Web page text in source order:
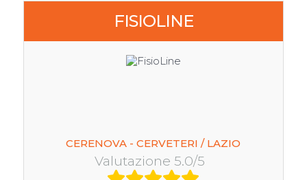
FISIOLINE
CERENOVA - CERVETERI / LAZIO
Valutazione 5.0/5